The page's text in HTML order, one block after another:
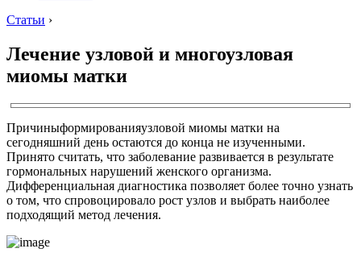
Статьи ›
Лечение узловой и многоузловая
миомы матки
Причиныформированияузловой миомы матки на
сегодняшний день остаются до конца не изученными.
Принято считать, что заболевание развивается в результате
гормональных нарушений женского организма.
Дифференциальная диагностика позволяет более точно узнать
о том, что спровоцировало рост узлов и выбрать наиболее
подходящий метод лечения.